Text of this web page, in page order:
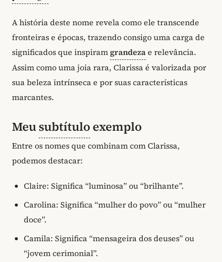
A história deste nome revela como ele transcende
fronteiras e épocas, trazendo consigo uma carga de
significados que inspiramgrandezae relevância.
Assim como uma joia rara, Clarissa é valorizada por
sua beleza intrínseca e por suas características
marcantes.
Meusubtítuloexemplo
Entre os nomes que combinam com Clarissa,
podemos destacar:
Claire: Significa “luminosa” ou “brilhante”.
Carolina: Significa “mulher do povo” ou “mulher
doce”.
Camila: Significa “mensageira dos deuses” ou
“jovem cerimonial”.